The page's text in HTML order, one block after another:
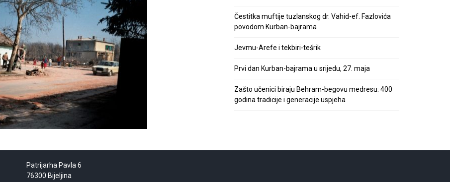
Čestitka muftije tuzlanskog dr. Vahid-ef. Fazlovića
povodom Kurban-bajrama
Jevmu-Arefe i tekbiri-tešrik
Prvi dan Kurban-bajrama u srijedu, 27. maja
Zašto učenici biraju Behram-begovu medresu: 400
godina tradicije i generacije uspjeha
Patrijarha Pavla 6
76300 Bijeljina